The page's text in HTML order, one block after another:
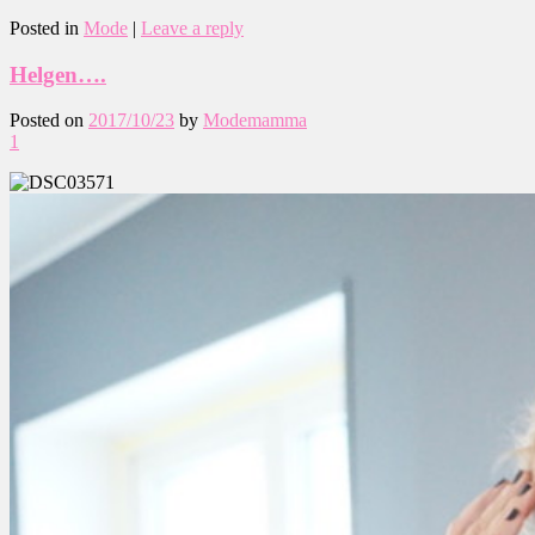
Posted in Mode | Leave a reply
Helgen….
Posted on 2017/10/23 by Modemamma
1